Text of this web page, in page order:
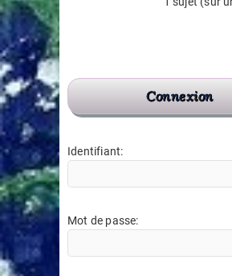
Connexion
Identifiant:
Mot de passe: